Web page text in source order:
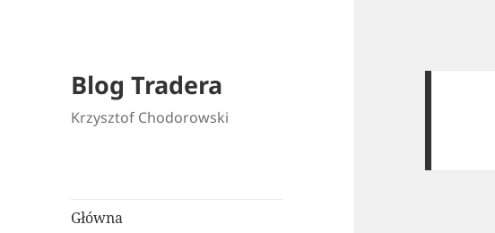
Blog Tradera
Krzysztof Chodorowski
Główna